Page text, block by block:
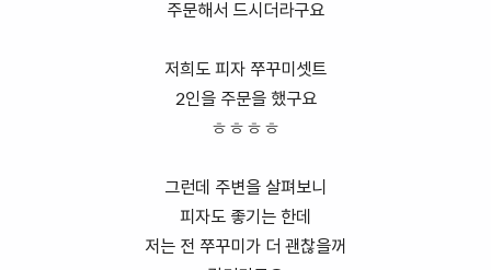
주문해서 드시더라구요
저희도 피자 쭈꾸미셋트
2인을 주문을 했구요
ㅎㅎㅎㅎ
그런데 주변을 살펴보니
피자도 좋기는 한데
저는 전 쭈꾸미가 더 괜찮을꺼